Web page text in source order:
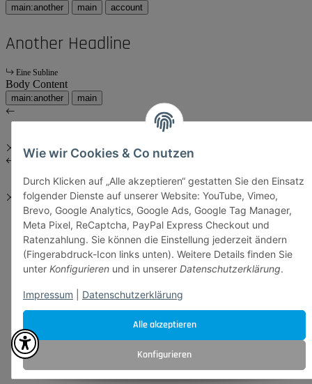
Alle akzeptieren
Konfigurieren
Wie wir Cookies & Co nutzen
Durch Klicken auf „Alle akzeptieren“ gestatten Sie den Einsatz
folgender Dienste auf unserer Website: YouTube, Vimeo,
Brevo, Google Analytics, Google Ads, Google Tag Manager,
Meta Pixel, ReCaptcha, PayPal Express Checkout und
Ratenzahlung. Sie können die Einstellung jederzeit ändern
(Fingerabdruck-Icon links unten). Weitere Details finden Sie
unter Konfigurieren und in unserer Datenschutzerklärung.
Impressum Datenschutzerklärung
main:another main account
Another Headline
Eine Subline
Body Content
main:another main